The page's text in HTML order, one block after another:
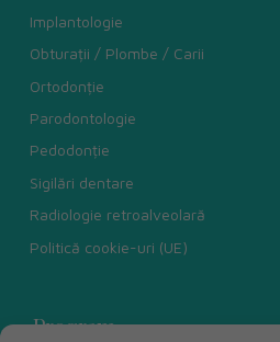
Implantologie
Obturații / Plombe / Carii
Ortodonție
Parodontologie
Pedodonție
Sigilări dentare
Radiologie retroalveolară
Politică cookie-uri (UE)
Program